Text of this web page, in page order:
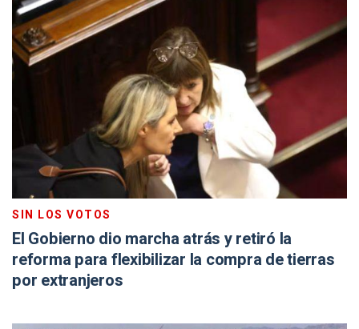
SIN LOS VOTOS
El Gobierno dio marcha atrás y retiró la
reforma para flexibilizar la compra de tierras
por extranjeros